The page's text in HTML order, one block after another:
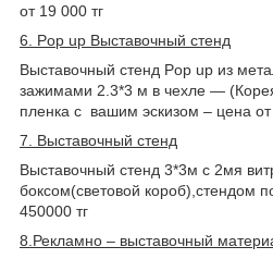
от 19 000 тг
6. Pop up Выставочный стенд
Выставочный стенд Рop up из
зажимами 2.3*3 м в чехле ―
пленка с вашим эскизом – цена от
7. Выставочный стенд
Выставочный стенд 3*3м с 2мя
боксом(световой короб),стендом
450000 тг
8.Рекламно – выставочный